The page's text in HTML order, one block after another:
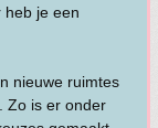
heb je een
nieuwe ruimtes
Zo is er onder